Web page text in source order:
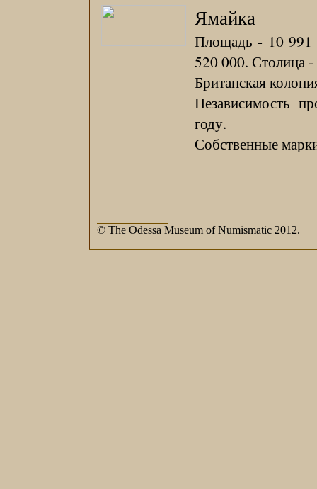
Ямайка
Площадь - 10 991
520 000. Столица
Британская
Независимость
году.
Собственные
© The Odessa Museum of Numismatic 2012.